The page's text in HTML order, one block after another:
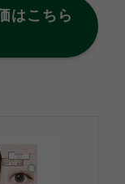
はこちら